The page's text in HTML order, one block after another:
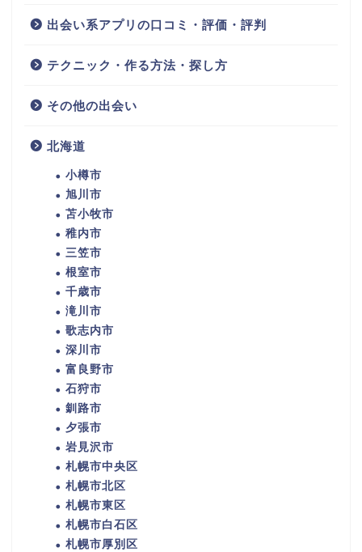
出会い系アプリの口コミ・評価・評判
テクニック・作る方法・探し方
その他の出会い
北海道
小樽市
旭川市
苫小牧市
稚内市
三笠市
根室市
千歳市
滝川市
歌志内市
深川市
富良野市
石狩市
釧路市
夕張市
岩見沢市
札幌市中央区
札幌市北区
札幌市東区
札幌市白石区
札幌市厚別区